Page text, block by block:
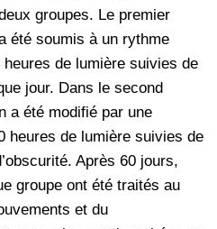
groupes. Le premier
été soumis à un rythme
de lumière suivies de
jour. Dans le second
a été modifié par une
heures de lumière suivies de
Après 60 jours,
groupe ont été traités au
et du